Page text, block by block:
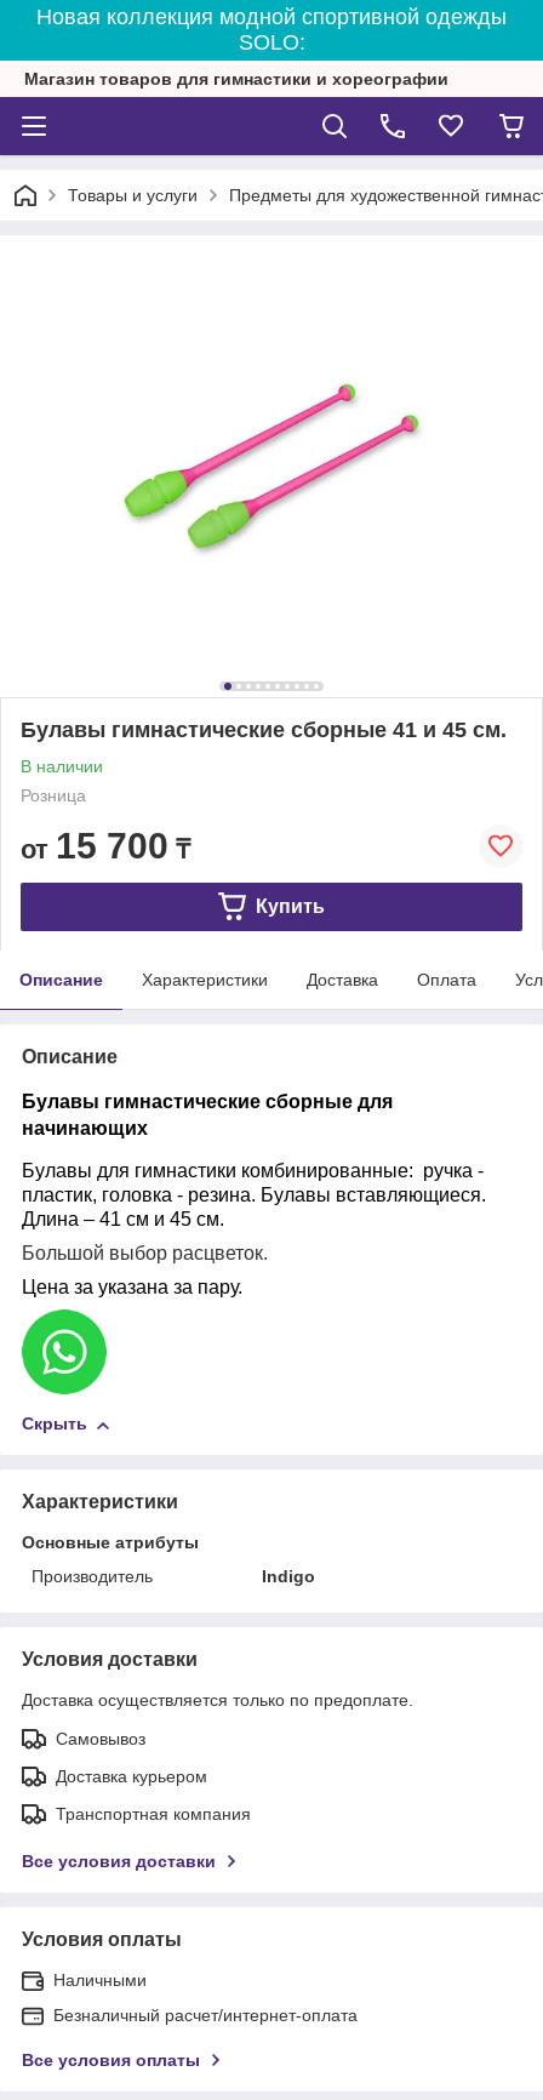
Новая коллекция модной спортивной одежды
SOLO:
Магазин товаров для гимнастики и хореографии
Товары и услуги Предметы для художественной
Булавы гимнастические cборные 41 и 45 см.
В наличии
Розница
от 15 700 ₸
Купить
Описание Характеристики Доставка Оплата
Описание
Булавы гимнастические сборные для
начинающих
Булавы для гимнастики комбинированные: ручка -
пластик, головка - резина. Булавы вставляющиеся.
Длина – 41 см и 45 см.
Большой выбор расцветок.
Цена за указана за пару.
Скрыть
Характеристики
Основные атрибуты
Производитель
Indigo
Условия доставки
Доставка осуществляется только по предоплате.
Самовывоз
Доставка курьером
Транспортная компания
Все условия доставки
Условия оплаты
Наличными
Безналичный расчет/интернет-оплата
Все условия оплаты